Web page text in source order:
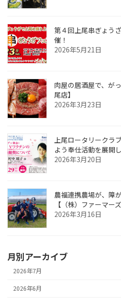
第４回上尾串ぎょう
催！
2026年5月21日
肉屋の居酒屋で、が
尾店】
2026年3月23日
上尾ロータリークラ
よう奉仕活動を展開
2026年3月20日
農福連携農場が、障
【（株）ファーマー
2026年3月16日
月別アーカイブ
2026年7月
2026年6月